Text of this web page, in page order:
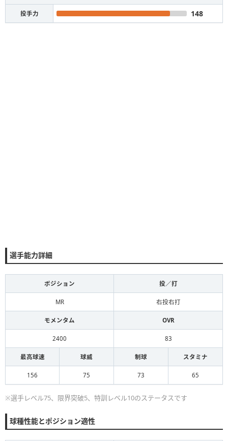
投手力 148
選手能力詳細
ポジション 投／打
MR 右投右打
モメンタム OVR
2400 83
最高球速 球威 制球 スタミナ
156 75 73 65
※選手レベル75、限界突破5、特訓レベル10のステータスです
球種性能とポジション適性